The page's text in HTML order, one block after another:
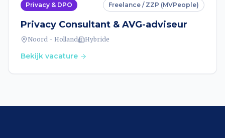
Privacy & DPO Freelance / ZZP (MVPeople)
Privacy Consultant & AVG-adviseur
Noord - Holland Hybride
Bekijk vacature